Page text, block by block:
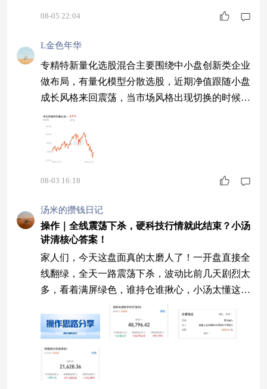
08-05 22:04
L金色年华
专精特新量化选股混合主要围绕中小盘创新类企业
做布局，有量化模型分散选股，近期净值跟随小盘
成长风格来回震荡，当市场风格出现切换的时候，
波动会比较明显，虽然细分产业本身具备成长空
间，但行情容易受整体市场氛围影响，走势存在一
定的不确定性 。
08-03 16:18
汤米的攒钱日记
操作｜全线震荡下杀，硬科技行情就此结束？小汤
讲清核心答案！
家人们，今天这盘面真的太磨人了！一开盘直接全
线翻绿，全天一路震荡下杀，波动比前几天剧烈太
多，看着满屏绿色，谁持仓谁揪心，小汤太懂这种
无力又焦虑的心情了！ 明明前几天市场已经够反
复震荡了，本以为行情能慢慢企稳回暖，结果今天
又迎来一波全球性的无厘头杀跌，尤其是硬科技，
反复冲高回落、上蹿下跳，板块高低震荡极其剧
烈。很多家人肯定越看越慌，忍不住怀疑：科技是